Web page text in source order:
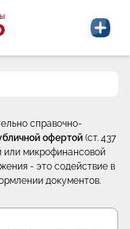
справочно-
офертой (ст. 437
или микрофинансовой
- это содействие в
документов.